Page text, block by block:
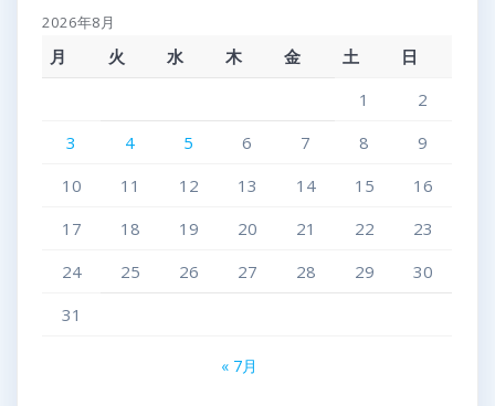
2026年8月
月 火 水 木 金 土
日
1
2
3
4 5 6 7 8
9
10
11 12 13 14 15
16
17
18 19 20 21 22
23
24
25 26 27 28 29
30
31
« 7月